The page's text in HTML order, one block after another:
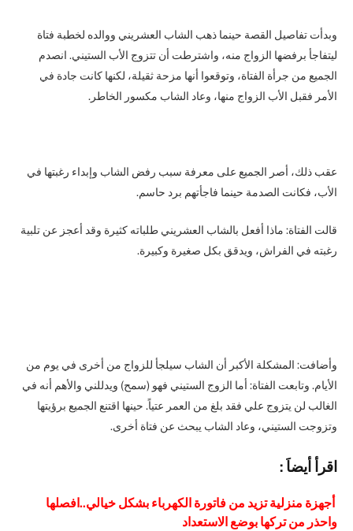
وبدأت تفاصيل القصة حينما ذهب الشاب العشريني ووالده لخطبة فتاة
ليتفاجأ برفضها الزواج منه، واشترطت أن تتزوج الأب الستيني. انصدم
الجميع من جرأة الفتاة، وتوقعوا أنها مزحة ثقيلة، لكنها كانت جادة في
الأمر فقبل الأب الزواج منها، وعاد الشاب مكسور الخاطر.
عقب ذلك، أصر الجميع على معرفة سبب رفض الشاب وإبداء رغبتها في
الأب، فكانت الصدمة حينما فاجأتهم برد حاسم.
قالت الفتاة: ماذا أفعل بالشاب العشريني طلباته كثيرة وقد أعجز عن تلبية
رغبته في الفراش، ويدقق بكل صغيرة وكبيرة.
وأضافت: المشكلة الأكبر أن الشاب سيلجأ للزواج من أخرى في يوم من
الأيام. وتابعت الفتاة: أما الزوج الستيني فهو (سمح) ويدللني والأهم أنه في
الغالب لن يتزوج علي فقد بلغ من العمر عتياً. حينها اقتنع الجميع برؤيتها
وتزوجت الستيني، وعاد الشاب يبحث عن فتاة أخرى.
قرأ أيضاَ :
أجهزة منزلية تزيد من فاتورة الكهرباء بشكل خيالي..افصلها
واحذر من تركها بوضع الاستعداد